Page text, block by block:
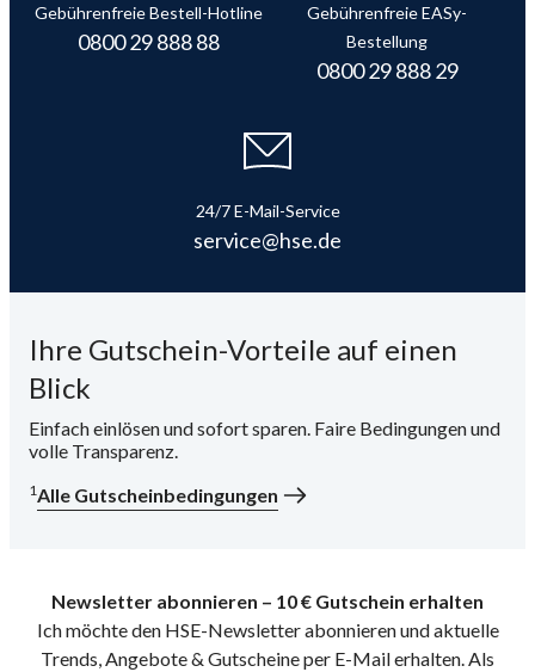
Gebührenfreie Bestell-Hotline
0800 29 888 88
Gebührenfreie EASy-
Bestellung
0800 29 888 29
24/7 E-Mail-Service
service@hse.de
Ihre Gutschein-Vorteile auf einen
Blick
Einfach einlösen und sofort sparen. Faire Bedingungen und
volle Transparenz.
1Alle Gutscheinbedingungen
Newsletter abonnieren – 10 € Gutschein erhalten
Ich möchte den HSE-Newsletter abonnieren und aktuelle
Trends, Angebote & Gutscheine per E-Mail erhalten. Als